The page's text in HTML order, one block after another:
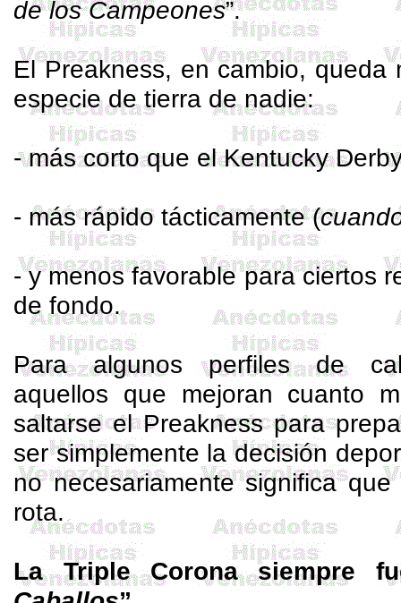
de los Campeones”.
ElPreakness, en cambio, queda
especie de tierra de nadie:
- más corto que el Kentucky
- más rápido tácticamente (
- y menos favorable para ciertos
de fondo.
Para algunos perfiles de
aquellos que mejoran cuanto
saltarse elPreaknesspara
ser simplemente la decisión
no necesariamente significa
rota.
La Triple Corona siempre